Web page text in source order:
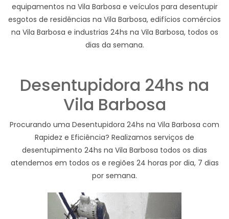
equipamentos na Vila Barbosa e veículos para desentupir
esgotos de residências na Vila Barbosa, edifícios comércios
na Vila Barbosa e industrias 24hs na Vila Barbosa, todos os
dias da semana.
Desentupidora 24hs na
Vila Barbosa
Procurando uma Desentupidora 24hs na Vila Barbosa com
Rapidez e Eficiência? Realizamos serviços de
desentupimento 24hs na Vila Barbosa todos os dias
atendemos em todos os e regiões 24 horas por dia, 7 dias
por semana.